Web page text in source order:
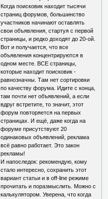
Когда поисковик находит тысячи
страниц форумов, большинство
участников начинают оставлять
свои объявления, стартуя с первой
страницы, и редко доходят до 20-ой.
Вот и получается, что все
объявления концентрируются в
одном месте. ВСЕ страницы,
которые находит поисковик -
равнозначны. Там нет сортировки
по качеству форума. Идите с конца,
там почти нет объявлений, а если
вдруг встретите, то значит, этот
форум повторяется на первых
страницах. И ещё, даже когда на
форуме присутствуют 20
одинаковых объявлений, реклама
всё равно работает. Это закон
рекламы!
И напоследок: рекомендую, кому
стало интересно, сохранить этот
вариант статьи и в off-line режиме
прочитать и поразмыслить. Можно с
калькулятором. Уверена, что когда